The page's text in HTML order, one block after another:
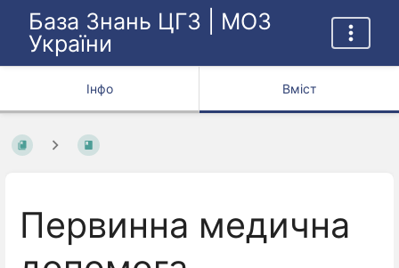
База Знань ЦГЗ | МОЗ
України
Інфо Вміст
Первинна медична